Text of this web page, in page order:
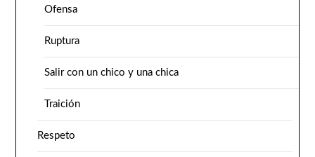
Ofensa
Ruptura
Salir con un chico y una chica
Traición
Respeto